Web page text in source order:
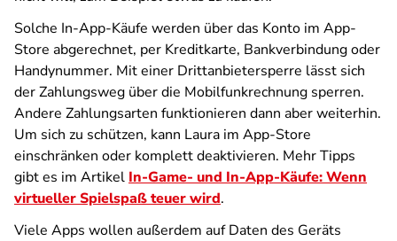
Solche In-App-Käufe werden über das Konto im App-
Store abgerechnet, per Kreditkarte, Bankverbindung oder
Handynummer. Mit einer Drittanbietersperre lässt sich
der Zahlungsweg über die Mobilfunkrechnung sperren.
Andere Zahlungsarten funktionieren dann aber weiterhin.
Um sich zu schützen, kann Laura im App-Store
einschränken oder komplett deaktivieren. Mehr Tipps
gibt es im Artikel In-Game- und In-App-Käufe: Wenn
virtueller Spielspaß teuer wird.
Viele Apps wollen außerdem auf Daten des Geräts